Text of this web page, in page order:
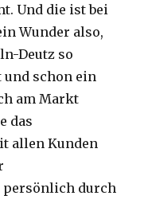
Und die ist bei
Wunder also,
Deutz so
und schon ein
am Markt
das
allen Kunden
durch